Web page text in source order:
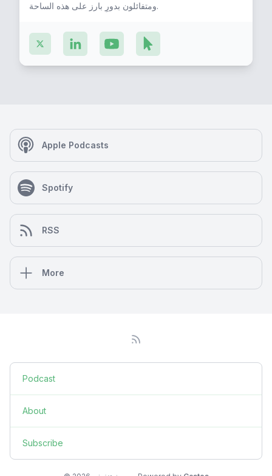
ومتفائلون بدورٍ بارز على هذه الساحة.
Apple Podcasts
Spotify
RSS
More
Podcast
About
Subscribe